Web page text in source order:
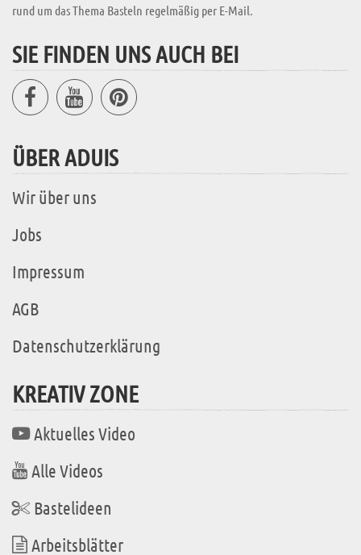
rund um das Thema Basteln regelmäßig per E-Mail.
SIE FINDEN UNS AUCH BEI
ÜBER ADUIS
Wir über uns
Jobs
Impressum
AGB
Datenschutzerklärung
KREATIV ZONE
Aktuelles Video
Alle Videos
Bastelideen
Arbeitsblätter